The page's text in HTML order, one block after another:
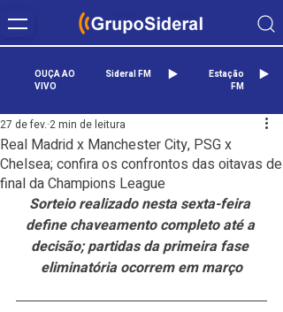
OUÇA AO
VIVO
Sideral FM
Estação
FM
Real Madrid x Manchester City, PSG x
Chelsea; confira os confrontos das oitavas de
final da Champions League
27 de fev. 2 min de leitura
Sorteio realizado nesta sexta-feira
define chaveamento completo até a
decisão; partidas da primeira fase
eliminatória ocorrem em março